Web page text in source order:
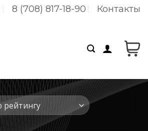
8 (708) 817-18-90 Контакты